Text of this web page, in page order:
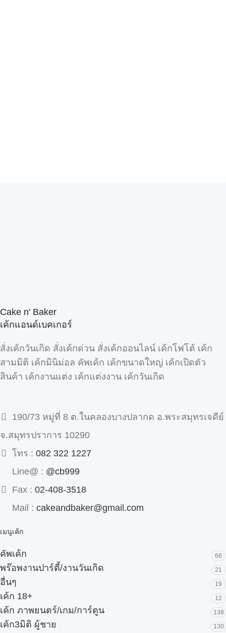
Cake n' Baker
เค้กแอนด์เบคเกอร์
สั่งเค้กวันเกิด สั่งเค้กด่วน สั่งเค้กออนไลน์ เค้กโฟโต้ เค้ก
สามมิติ เค้กมินิม่อล คัพเค้ก เค้กขนาดใหญ่ เค้กเปิดตัว
สินค้า เค้กงานแต่ง เค้กแต่งงาน เค้กวันเกิด
190/73 หมู่ที่ 8 ต.ในคลองบางปลากด อ.พระสมุทรเจดีย์
จ.สมุทรปราการ 10290
โทร : 082 322 1227
Line@ : @cb999
Fax : 02-408-3518
Mail : cakeandbaker@gmail.com
เมนูเค้ก
คัพเค้ก 66
พร๊อพงานปาร์ตี้/งานวันเกิด 21
อื่นๆ 19
เค้ก 18+ 12
เค้ก ภาพยนตร์/เกม/การ์ตูน 138
เค้ก3มิติ ผู้ชาย 130